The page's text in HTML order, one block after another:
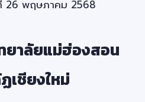
26 พฤษภาคม 2568
ยาลัยแม่ฮ่องสอน
เชียงใหม่